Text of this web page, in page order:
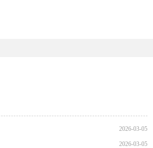
2026-03-05
2026-03-05